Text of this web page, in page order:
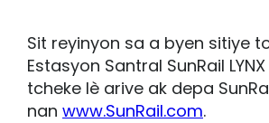
Sit reyinyon sa a byen sitiye
Estasyon Santral SunRail
tcheke lè arive ak depa
nan www.SunRail.com.